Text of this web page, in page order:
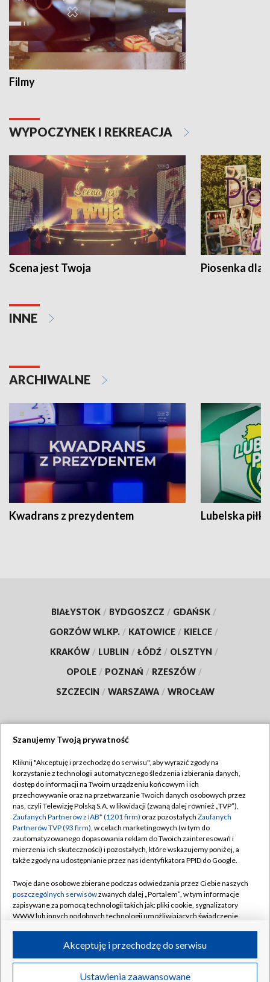
Filmy
WYPOCZYNEK I REKREACJA
Scena jest Twoja Piosenka dla
INNE
ARCHIWALNE
Kwadrans z prezydentem Lubelska piłka
BIAŁYSTOK / BYDGOSZCZ / GDAŃSK /
GORZÓW WLKP. / KATOWICE / KIELCE /
KRAKÓW / LUBLIN / ŁÓDŹ / OLSZTYN /
OPOLE / POZNAŃ / RZESZÓW /
SZCZECIN / WARSZAWA / WROCŁAW
TVP
Abonament TVP
Emisja w TVP
Centrum informacji TVP
Naziemna Telewizja Cyfrowa
Rada Programowa
System NOS
Informacje o nadawcy
Program dla prasy
Regulamin TVP
Polityka prywatności
Moje zgody
Pomoc
Kontakt
Kanały
©2026 Telewizja Polska S.A. w likwidacji
Szanujemy Twoją prywatność
Kliknij "Akceptuję i przechodzę do serwisu", aby wyrazić zgody na
korzystanie z technologii automatycznego śledzenia i zbierania danych,
dostęp do informacji na Twoim urządzeniu końcowym i ich
przechowywanie oraz na przetwarzanie Twoich danych osobowych przez
nas, czyli Telewizję Polską S.A. w likwidacji (zwaną dalej również „TVP”),
Zaufanych Partnerów z IAB* (1201 firm) oraz pozostałych Zaufanych
Partnerów TVP (93 firm), w celach marketingowych (w tym do
zautomatyzowanego dopasowania reklam do Twoich zainteresowań i
mierzenia ich skuteczności) i pozostałych, które wskazujemy poniżej, a
także zgody na udostępnianie przez nas identyfikatora PPID do Google.
Twoje dane osobowe zbierane podczas odwiedzania przez Ciebie naszych
poszczególnych serwisówzwanych dalej „Portalem”, w tym informacje
zapisywane za pomocą technologii takich jak: pliki cookie, sygnalizatory
WWW lub innych podobnych technologii umożliwiających świadczenie
ruchu w Internecie.
Twoje dane osobowe zbierane podczas odwiedzania przez Ciebie
Ustawienia zaawansowane
Akceptuję i przechodzę do serwisu